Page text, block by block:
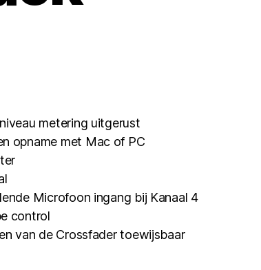
metering uitgerust
opname met Mac of PC
Microfoon ingang bij Kanaal 4
control
van de Crossfader toewijsbaar